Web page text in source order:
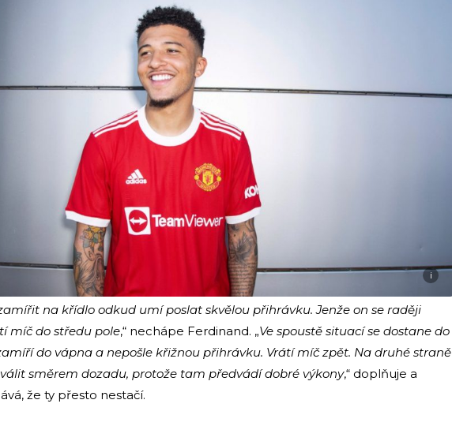
i
na křídlo odkud umí poslat skvělou přihrávku. Jenže on se raději
míč do středu pole,“ nechápe Ferdinand. „Ve spoustě situací se dostane do
do vápna a nepošle křižnou přihrávku. Vrátí míč zpět. Na druhé straně
směrem dozadu, protože tam předvádí dobré výkony,“ doplňuje a
že ty přesto nestačí.